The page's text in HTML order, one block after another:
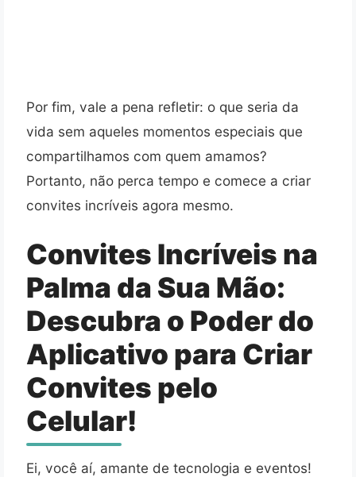
Por fim, vale a pena refletir: o que seria da
vida sem aqueles momentos especiais que
compartilhamos com quem amamos?
Portanto, não perca tempo e comece a criar
convites incríveis agora mesmo.
Convites Incríveis na
Palma da Sua Mão:
Descubra o Poder do
Aplicativo para Criar
Convites pelo
Celular!
Ei, você aí, amante de tecnologia e eventos!